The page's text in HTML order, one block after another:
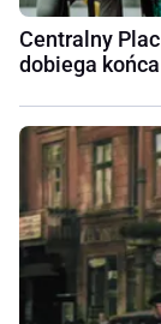
Centralny
dobiega końca